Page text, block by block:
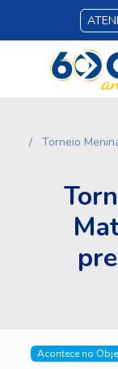
Torneio
Acontece no